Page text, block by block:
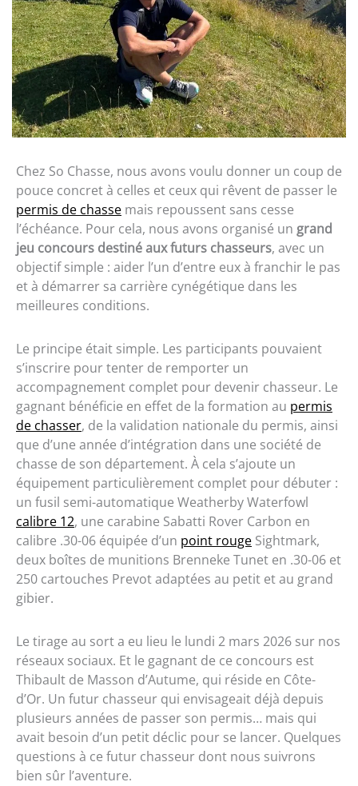
Chez So Chasse, nous avons voulu donner un coup de
pouce concret à celles et ceux qui rêvent de passer le
permis de chasse mais repoussent sans cesse
l’échéance. Pour cela, nous avons organisé un grand
jeu concours destiné aux futurs chasseurs, avec un
objectif simple : aider l’un d’entre eux à franchir le pas
et à démarrer sa carrière cynégétique dans les
meilleures conditions.
Le principe était simple. Les participants pouvaient
s’inscrire pour tenter de remporter un
accompagnement complet pour devenir chasseur. Le
gagnant bénéficie en effet de la formation au permis
de chasser, de la validation nationale du permis, ainsi
que d’une année d’intégration dans une société de
chasse de son département. À cela s’ajoute un
équipement particulièrement complet pour débuter :
un fusil semi-automatique Weatherby Waterfowl
calibre 12, une carabine Sabatti Rover Carbon en
calibre .30-06 équipée d’un point rouge Sightmark,
deux boîtes de munitions Brenneke Tunet en .30-06 et
250 cartouches Prevot adaptées au petit et au grand
gibier.
Le tirage au sort a eu lieu le lundi 2 mars 2026 sur nos
réseaux sociaux. Et le gagnant de ce concours est
Thibault de Masson d’Autume, qui réside en Côte-
d’Or. Un futur chasseur qui envisageait déjà depuis
plusieurs années de passer son permis… mais qui
avait besoin d’un petit déclic pour se lancer. Quelques
questions à ce futur chasseur dont nous suivrons
bien sûr l’aventure.